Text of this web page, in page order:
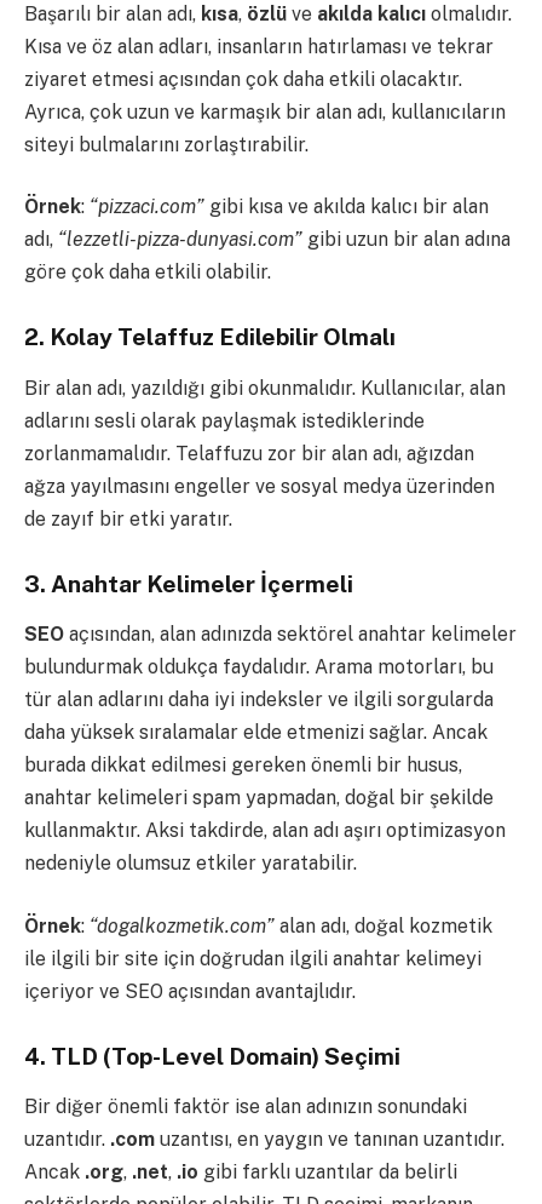
Başarılı bir alan adı, kısa, özlü ve akılda kalıcı olmalıdır.
Kısa ve öz alan adları, insanların hatırlaması ve tekrar
ziyaret etmesi açısından çok daha etkili olacaktır.
Ayrıca, çok uzun ve karmaşık bir alan adı, kullanıcıların
siteyi bulmalarını zorlaştırabilir.
Örnek: “pizzaci.com” gibi kısa ve akılda kalıcı bir alan
adı, “lezzetli-pizza-dunyasi.com” gibi uzun bir alan adına
göre çok daha etkili olabilir.
2. Kolay Telaffuz Edilebilir Olmalı
Bir alan adı, yazıldığı gibi okunmalıdır. Kullanıcılar, alan
adlarını sesli olarak paylaşmak istediklerinde
zorlanmamalıdır. Telaffuzu zor bir alan adı, ağızdan
ağza yayılmasını engeller ve sosyal medya üzerinden
de zayıf bir etki yaratır.
3. Anahtar Kelimeler İçermeli
SEO açısından, alan adınızda sektörel anahtar kelimeler
bulundurmak oldukça faydalıdır. Arama motorları, bu
tür alan adlarını daha iyi indeksler ve ilgili sorgularda
daha yüksek sıralamalar elde etmenizi sağlar. Ancak
burada dikkat edilmesi gereken önemli bir husus,
anahtar kelimeleri spam yapmadan, doğal bir şekilde
kullanmaktır. Aksi takdirde, alan adı aşırı optimizasyon
nedeniyle olumsuz etkiler yaratabilir.
Örnek: “dogalkozmetik.com” alan adı, doğal kozmetik
ile ilgili bir site için doğrudan ilgili anahtar kelimeyi
içeriyor ve SEO açısından avantajlıdır.
4. TLD (Top-Level Domain) Seçimi
Bir diğer önemli faktör ise alan adınızın sonundaki
uzantıdır. .com uzantısı, en yaygın ve tanınan uzantıdır.
Ancak .org, .net, .io gibi farklı uzantılar da belirli